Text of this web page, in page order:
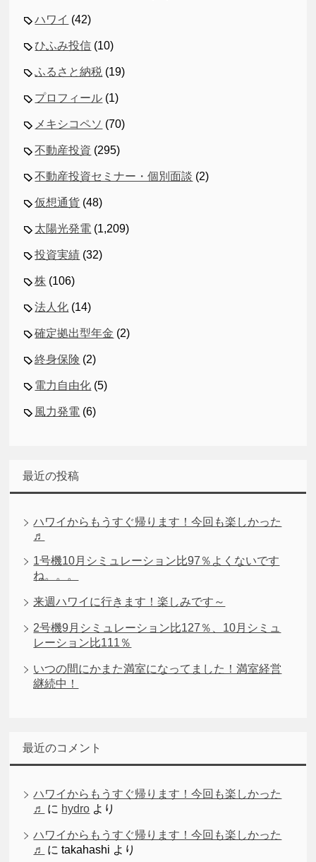
ハワイ (42)
ひふみ投信 (10)
ふるさと納税 (19)
プロフィール (1)
メキシコペソ (70)
不動産投資 (295)
不動産投資セミナー・個別面談 (2)
仮想通貨 (48)
太陽光発電 (1,209)
投資実績 (32)
株 (106)
法人化 (14)
確定拠出型年金 (2)
終身保険 (2)
電力自由化 (5)
風力発電 (6)
最近の投稿
ハワイからもうすぐ帰ります！今回も楽しかった
♬
1号機10月シミュレーション比97％よくないです
ね。。。
来週ハワイに行きます！楽しみです～
2号機9月シミュレーション比127％、10月シミュ
レーション比111％
いつの間にかまた満室になってました！満室経営
継続中！
最近のコメント
ハワイからもうすぐ帰ります！今回も楽しかった
♬
に hydro より
ハワイからもうすぐ帰ります！今回も楽しかった
♬
にtakahashi より